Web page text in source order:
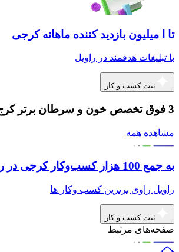
تا ا میلیون بازدید کننده ماهانه کرجی
با تبلیغات هدفمند در راویل
ثبت کسب و کار
3 فوق تخصص خون و سرطان برتر کرج
مشاهده همه
به جمع 100 هزار کسب‌وکار کرجی در راویل بپیوندید
راویل راوی برترین کسب وکار ها
ثبت کسب و کار
صفحه‌های مرتبط